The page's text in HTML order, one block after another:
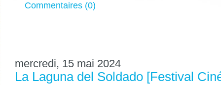
Commentaires (0)
mercredi, 15 mai 2024
La Laguna del Soldado [Festival